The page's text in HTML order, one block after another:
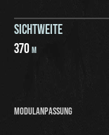
SICHTWEITE
370M
MODULANPASSUNG